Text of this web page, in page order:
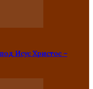
Исус Христос –